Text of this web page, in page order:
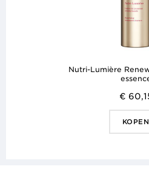
Nutri-Lumière
€
KOPEN